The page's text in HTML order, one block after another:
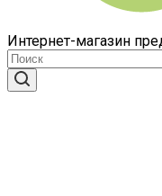
Интернет-магазин